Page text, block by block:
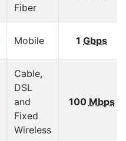
Fiber
Mobile 1 Gbps
Cable,
DSL
and
Fixed
Wireless
100 Mbps